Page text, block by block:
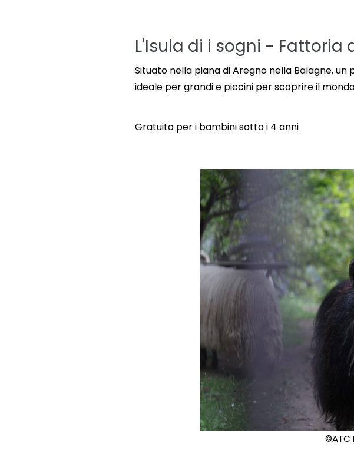
L'Isula di i sogni - Fattoria
Situato nella piana di Aregno nella Balagne,
ideale per grandi e piccini per scoprire il
Gratuito per i bambini sotto i 4 anni
©ATC